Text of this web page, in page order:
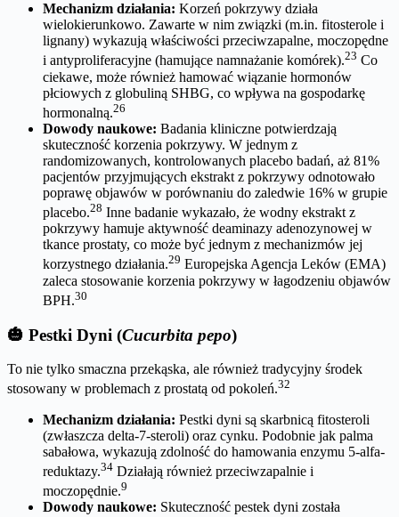
Mechanizm działania: Korzeń pokrzywy działa
wielokierunkowo. Zawarte w nim związki (m.in. fitosterole i
lignany) wykazują właściwości przeciwzapalne, moczopędne
i antyproliferacyjne (hamujące namnażanie komórek).23 Co
ciekawe, może również hamować wiązanie hormonów
płciowych z globuliną SHBG, co wpływa na gospodarkę
hormonalną.26
Dowody naukowe: Badania kliniczne potwierdzają
skuteczność korzenia pokrzywy. W jednym z
randomizowanych, kontrolowanych placebo badań, aż 81%
pacjentów przyjmujących ekstrakt z pokrzywy odnotowało
poprawę objawów w porównaniu do zaledwie 16% w grupie
placebo.28 Inne badanie wykazało, że wodny ekstrakt z
pokrzywy hamuje aktywność deaminazy adenozynowej w
tkance prostaty, co może być jednym z mechanizmów jej
korzystnego działania.29 Europejska Agencja Leków (EMA)
zaleca stosowanie korzenia pokrzywy w łagodzeniu objawów
BPH.30
🎃 Pestki Dyni (Cucurbita pepo)
To nie tylko smaczna przekąska, ale również tradycyjny środek
stosowany w problemach z prostatą od pokoleń.32
Mechanizm działania: Pestki dyni są skarbnicą fitosteroli
(zwłaszcza delta-7-steroli) oraz cynku. Podobnie jak palma
sabałowa, wykazują zdolność do hamowania enzymu 5-alfa-
reduktazy.34 Działają również przeciwzapalnie i
moczopędnie.9
Dowody naukowe: Skuteczność pestek dyni została